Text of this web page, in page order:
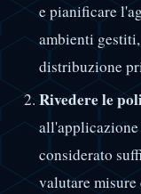
e pianificare
ambienti
distribuzione
Rivedere le
considerato
valutare misure